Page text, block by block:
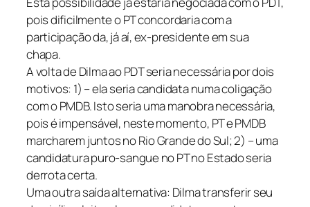
pois dificilmente o PT concordaria com a
participação da, já aí, ex-presidente em sua
chapa.
A volta de Dilma ao PDT seria necessária por dois
motivos: 1) – ela seria candidata numa coligação
com o PMDB. Isto seria uma manobra necessária,
pois é impensável, neste momento, PT e PMDB
marcharem juntos no Rio Grande do Sul; 2) – uma
candidatura puro-sangue no PT no Estado seria
derrota certa.
Uma outra saída alternativa: Dilma transferir seu